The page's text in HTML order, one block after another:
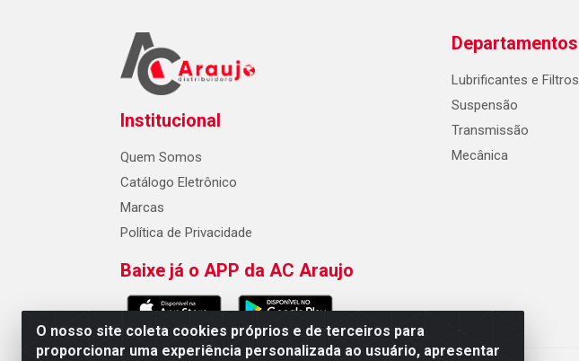
O nosso site coleta cookies próprios e de terceiros para
proporcionar uma experiência personalizada ao usuário, apresentar
Institucional
Quem Somos
Catálogo Eletrônico
Marcas
Política de Privacidade
Baixe já o APP da AC Araujo
Departamentos
Lubrificantes e Filtros
Suspensão
Transmissão
Mecânica